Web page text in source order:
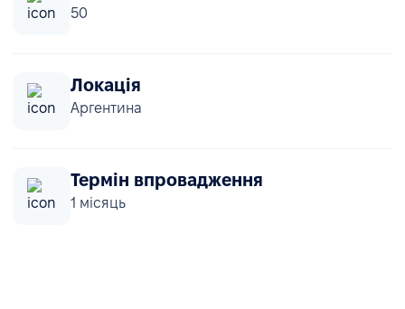
50
Локація
Аргентина
Термін впровадження
1 місяць